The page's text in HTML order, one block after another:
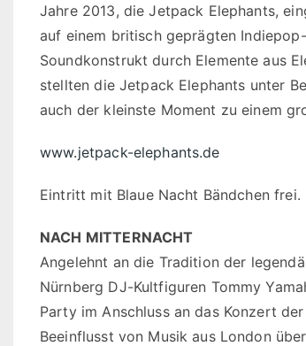
Jahre 2013, die Jetpack Elephants,
auf einem britisch geprägten
Soundkonstrukt durch Elemente aus
stellten die Jetpack Elephants unter
auch der kleinste Moment zu einem
www.jetpack-elephants.de
Eintritt mit Blaue Nacht Bändchen frei.
NACH MITTERNACHT
Angelehnt an die Tradition der
Nürnberg DJ-Kultfiguren Tommy
Party im Anschluss an das Konzert
Beeinflusst von Musik aus London